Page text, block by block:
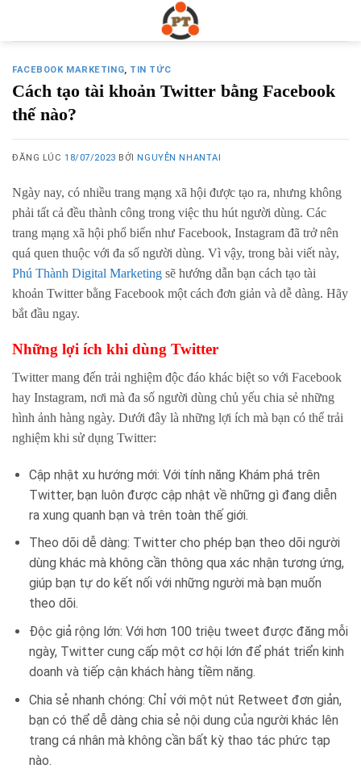
FACEBOOK MARKETING, TIN TỨC
Cách tạo tài khoản Twitter bằng Facebook
thế nào?
ĐĂNG LÚC18/07/2023 BỞI NGUYỄN NHANTAI
Ngày nay, có nhiều trang mạng xã hội được tạo ra, nhưng không
phải tất cả đều thành công trong việc thu hút người dùng. Các
trang mạng xã hội phổ biến như Facebook, Instagram đã trở nên
quá quen thuộc với đa số người dùng. Vì vậy, trong bài viết này,
Phú Thành Digital Marketing sẽ hướng dẫn bạn cách tạo tài
khoản Twitter bằng Facebook một cách đơn giản và dễ dàng. Hãy
bắt đầu ngay.
Những lợi ích khi dùng Twitter
Twitter mang đến trải nghiệm độc đáo khác biệt so với Facebook
hay Instagram, nơi mà đa số người dùng chủ yếu chia sẻ những
hình ảnh hàng ngày. Dưới đây là những lợi ích mà bạn có thể trải
nghiệm khi sử dụng Twitter:
Cập nhật xu hướng mới: Với tính năng Khám phá trên
Twitter, bạn luôn được cập nhật về những gì đang diễn
ra xung quanh bạn và trên toàn thế giới.
Theo dõi dễ dàng: Twitter cho phép bạn theo dõi người
dùng khác mà không cần thông qua xác nhận tương ứng,
giúp bạn tự do kết nối với những người mà bạn muốn
theo dõi.
Độc giả rộng lớn: Với hơn 100 triệu tweet được đăng mỗi
ngày, Twitter cung cấp một cơ hội lớn để phát triển kinh
doanh và tiếp cận khách hàng tiềm năng.
Chia sẻ nhanh chóng: Chỉ với một nút Retweet đơn giản,
bạn có thể dễ dàng chia sẻ nội dung của người khác lên
trang cá nhân mà không cần bất kỳ thao tác phức tạp
nào.